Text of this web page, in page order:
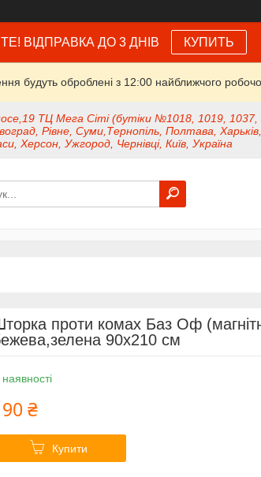
ВІДПРАВКА ДО 3 ДНІВ КУПИТЬ
будуть оброблені з 12:00 найближчого
ТЦ Мега Сіті (бутіки №1018, 1019,
Рівне, Суми,Тернопіль, Полтава,
Херсон, Ужгород, Чернівці, Київ, Україна
проти комах Баз Оф
90х210 см
₴
Купити